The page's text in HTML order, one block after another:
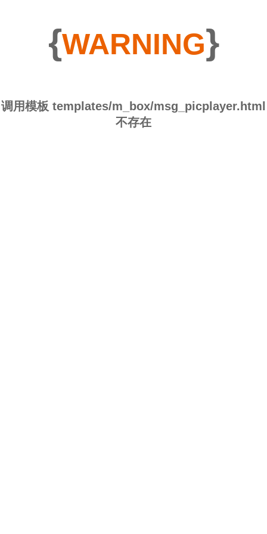
{WARNING}
调用模板 templates/m_box/msg_picplayer.html
不存在